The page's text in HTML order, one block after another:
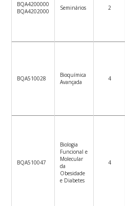
BQA4200000
BQA4202000
Seminários 2
BQA510028
Bioquímica
Avançada
4
BQA510047
Biologia
Funcional e
Molecular
da
Obesidade
e Diabetes
4